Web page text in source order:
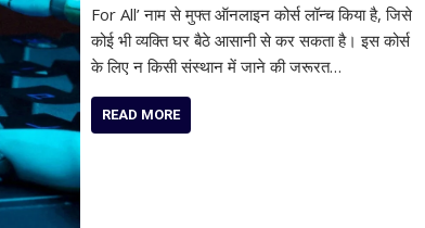
For All’ नाम से मुफ्त ऑनलाइन कोर्स लॉन्च किया है, जिसे
कोई भी व्यक्ति घर बैठे आसानी से कर सकता है। इस कोर्स
के लिए न किसी संस्थान में जाने की जरूरत…
READ MORE